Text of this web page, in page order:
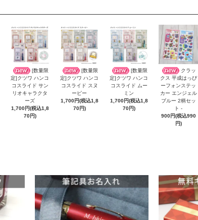
[数量限
定]クツワ ハンコ
コスライド サン
リオキャラクタ
ーズ
1,700円(税込1,8
70円)
[数量限
定]クツワ ハンコ
コスライド スヌ
ーピー
1,700円(税込1,8
70円)
[数量限
定]クツワ ハンコ
コスライド ムー
ミン
1,700円(税込1,8
70円)
クラッ
クス 平成はっぴ
ーフォンステッ
カー エンジェル
ブルー 2柄セッ
ト -
900円(税込990
円)